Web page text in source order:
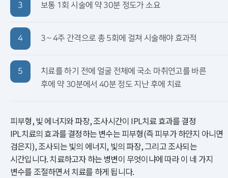
3 보통 1회 시술에 약 30분 정도가 소요
4 3∼4주 간격으로 총 5회에 걸쳐 시술해야 효과적
5
치료를 하기 전에 얼굴 전체에 국소 마취연고를 바른
후에 약 30분에서 40분 정도 지난 후에 치료
피부형, 빛 에너지와 파장, 조사시간이 IPL치료 효과를 결정
IPL치료의 효과를 결정하는 변수는 피부형(즉 피부가 하얀지 아니면
검은지), 조사되는 빛의 에너지, 빛의 파장, 그리고 조사되는
시간입니다. 치료하고자 하는 병변이 무엇이냐에 따라 이 네 가지
변수를 조절하면서 치료를 하게 됩니다.